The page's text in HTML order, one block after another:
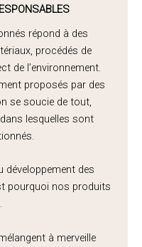
répond à des
procédés de
de l’environnement.
proposés par des
se soucie de tout,
lesquelles sont
des
pourquoi nos produits
à merveille